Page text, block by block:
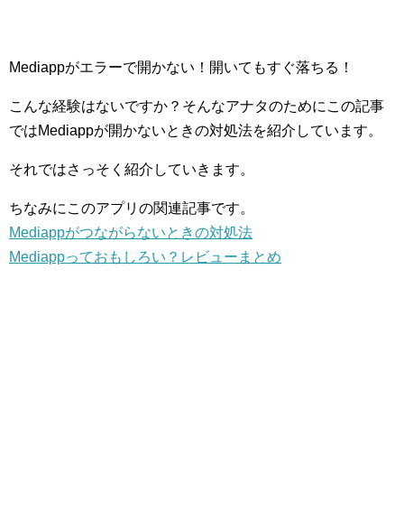
Mediappがエラーで開かない！開いてもすぐ落ちる！
こんな経験はないですか？そんなアナタのためにこの記事
ではMediappが開かないときの対処法を紹介しています。
それではさっそく紹介していきます。
ちなみにこのアプリの関連記事です。
Mediappがつながらないときの対処法
Mediappっておもしろい？レビューまとめ